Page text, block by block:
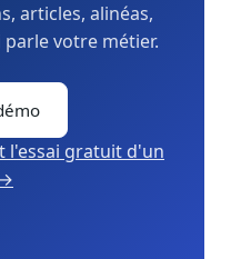
articles, alinéas,
parle votre métier.
l'essai gratuit d'un